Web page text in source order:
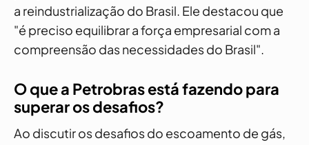
a reindustrialização do Brasil. Ele destacou que
"é preciso equilibrar a força empresarial com a
compreensão das necessidades do Brasil".
O que a Petrobras está fazendo para
superar os desafios?
Ao discutir os desafios do escoamento de gás,